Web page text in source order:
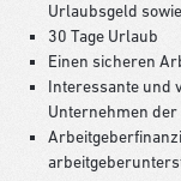
Urlaubsgeld
30 Tage Urlaub
Einen sicheren
Interessante und
Unternehmen